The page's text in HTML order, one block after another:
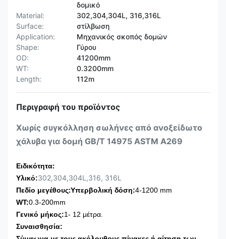
δομικό
Material:
302,304,304L, 316,316L
Surface:
στίλβωση
Application:
Μηχανικός σκοπός δομών
Shape:
Γύρου
OD:
41200mm
WT:
0.3200mm
Length:
112m
Περιγραφή του προϊόντος
Χωρίς συγκόλληση σωλήνες από ανοξείδωτο
χάλυβα για δομή GB/T 14975 ASTM A269
Ειδικότητα:
Υλικό:302,304,304L,316, 316L
Πεδίο μεγέθους:Υπερβολική δόση:4-1200 mm
WT:0.3-200mm
Γενικό μήκος:1- 12 μέτρα.
Συναισθησία: